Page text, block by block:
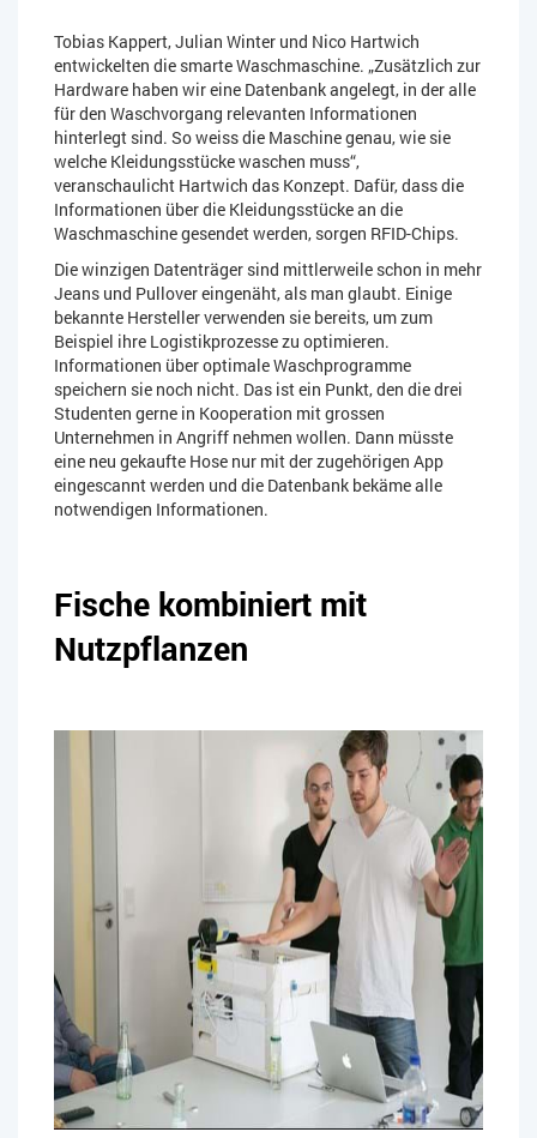
Tobias Kappert, Julian Winter und Nico Hartwich
entwickelten die smarte Waschmaschine. „Zusätzlich zur
Hardware haben wir eine Datenbank angelegt, in der alle
für den Waschvorgang relevanten Informationen
hinterlegt sind. So weiss die Maschine genau, wie sie
welche Kleidungsstücke waschen muss“,
veranschaulicht Hartwich das Konzept. Dafür, dass die
Informationen über die Kleidungsstücke an die
Waschmaschine gesendet werden, sorgen RFID-Chips.
Die winzigen Datenträger sind mittlerweile schon in mehr
Jeans und Pullover eingenäht, als man glaubt. Einige
bekannte Hersteller verwenden sie bereits, um zum
Beispiel ihre Logistikprozesse zu optimieren.
Informationen über optimale Waschprogramme
speichern sie noch nicht. Das ist ein Punkt, den die drei
Studenten gerne in Kooperation mit grossen
Unternehmen in Angriff nehmen wollen. Dann müsste
eine neu gekaufte Hose nur mit der zugehörigen App
eingescannt werden und die Datenbank bekäme alle
notwendigen Informationen.
Fische kombiniert mit
Nutzpflanzen